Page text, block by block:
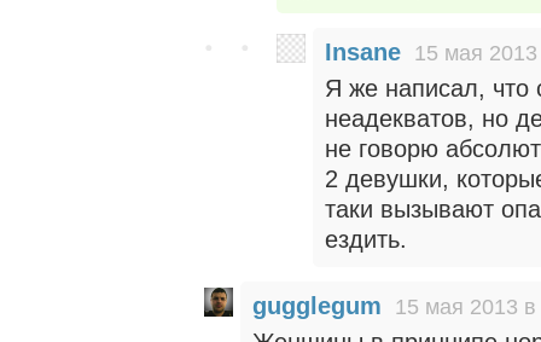
Insane 15 мая
Я же написал, что
неадекватов, но
не говорю
2 девушки,
таки вызывают
ездить.
gugglegum 15 мая 2013 в